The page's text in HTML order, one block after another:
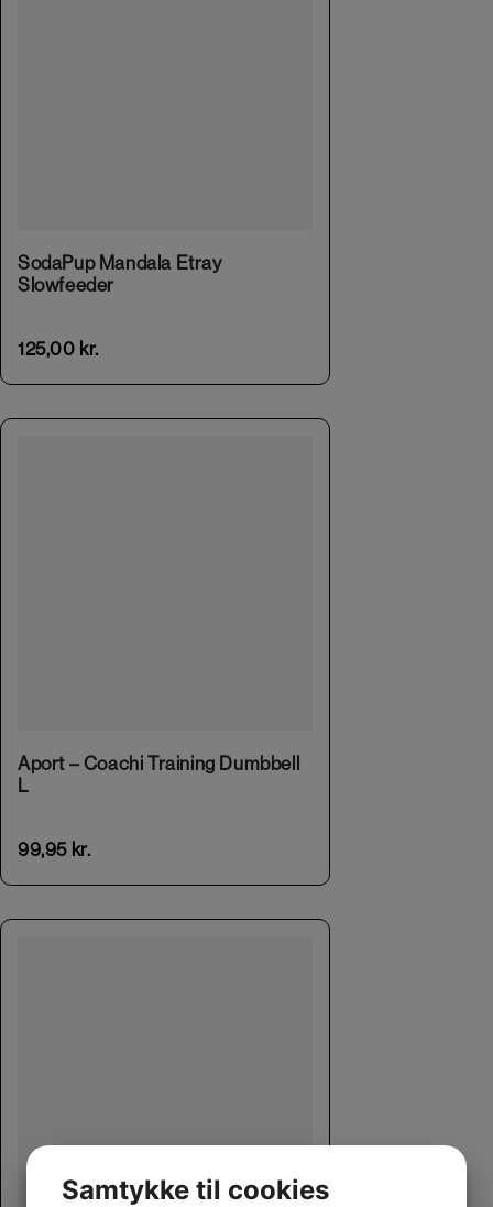
SodaPup Mandala Etray
Slowfeeder
125,00 kr.
Aport – Coachi Training Dumbbell
L
99,95 kr.
Samtykke til cookies